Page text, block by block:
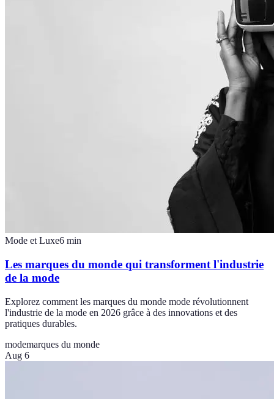
Mode et Luxe6 min
Les marques du monde qui transforment l'industrie
de la mode
Explorez comment les marques du monde mode révolutionnent
l'industrie de la mode en 2026 grâce à des innovations et des
pratiques durables.
modemarques du monde
Aug 6